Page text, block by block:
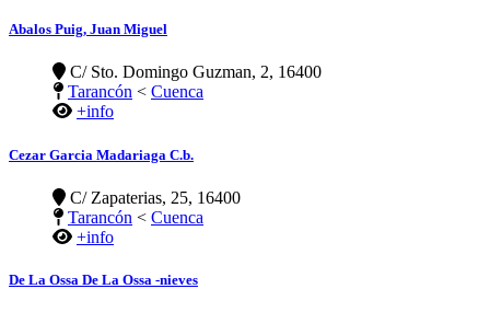
Abalos Puig, Juan Miguel
C/ Sto. Domingo Guzman, 2, 16400
Tarancón < Cuenca
+info
Cezar Garcia Madariaga C.b.
C/ Zapaterias, 25, 16400
Tarancón < Cuenca
+info
De La Ossa De La Ossa -nieves